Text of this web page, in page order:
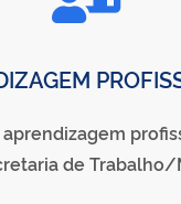
de Trabalho/